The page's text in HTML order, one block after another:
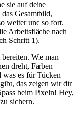
sie auf deine
Gesamtbild,
weiter und so fort.
Arbeitsfläche nach
Schritt 1).
Wie man
dreht, Farben
was es für Tücken
das zeigen wir dir
beim Pixeln! Hey,
sichern.